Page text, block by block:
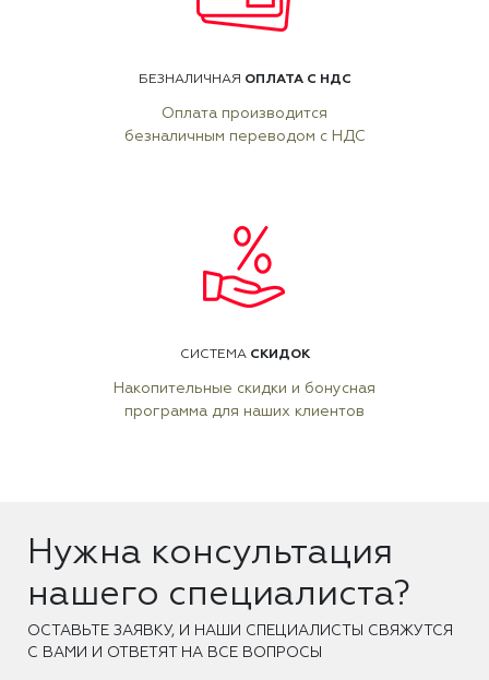
БЕЗНАЛИЧНАЯ ОПЛАТА С НДС
Оплата производится
безналичным переводом с НДС
СИСТЕМА СКИДОК
Накопительные скидки и бонусная
программа для наших клиентов
Нужна консультация
нашего специалиста?
ОCТАВЬТЕ ЗАЯВКУ, И НАШИ СПЕЦИАЛИСТЫ СВЯЖУТСЯ
С ВАМИ И ОТВЕТЯТ НА ВСЕ ВОПРОСЫ